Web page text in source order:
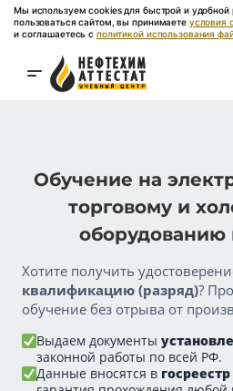
Мы используем cookies для быстрой и удобной
пользоваться сайтом, вы принимаете условия
и соглашаетесь с политикой использования
Обучение на
торговому и
оборудованию
Хотите получить
квалификацию (разряд)?
обучение без отрыва от
Выдаем документы
законной работы по всей РФ.
Данные вносятся в